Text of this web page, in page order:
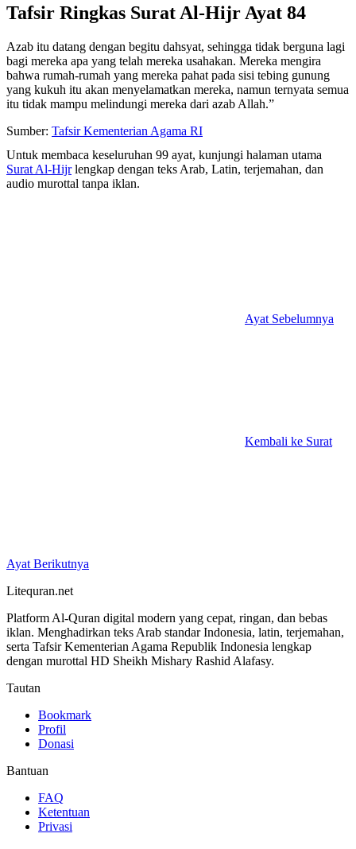
Tafsir Ringkas Surat Al-Hijr Ayat 84
Azab itu datang dengan begitu dahsyat, sehingga tidak berguna lagi
bagi mereka apa yang telah mereka usahakan. Mereka mengira
bahwa rumah-rumah yang mereka pahat pada sisi tebing gunung
yang kukuh itu akan menyelamatkan mereka, namun ternyata semua
itu tidak mampu melindungi mereka dari azab Allah.”
Sumber: Tafsir Kementerian Agama RI
Untuk membaca keseluruhan 99 ayat, kunjungi halaman utama
Surat Al-Hijrlengkap dengan teks Arab, Latin, terjemahan, dan
audio murottal tanpa iklan.
Ayat Sebelumnya
Kembali ke Surat
Ayat Berikutnya
Litequran.net
Platform Al-Quran digital modern yang cepat, ringan, dan bebas
iklan. Menghadirkan teks Arab standar Indonesia, latin, terjemahan,
serta Tafsir Kementerian Agama Republik Indonesia lengkap
dengan murottal HD Sheikh Mishary Rashid Alafasy.
Tautan
Bookmark
Profil
Donasi
Bantuan
FAQ
Ketentuan
Privasi